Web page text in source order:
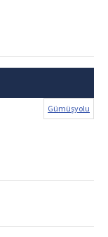
Gümüşyolu